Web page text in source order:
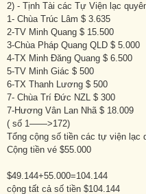
2) - Tịnh Tài các Tự Viện lạc
1- Chùa Trúc Lâm $ 3.635
2-TV Minh Quang $ 15.500
3-Chùa Pháp Quang QLD $ 5.000
4-TX Minh Đăng Quang $ 6.500
5-TV Minh Giác $ 500
6-TX Thanh Lương $ 500
7- Chùa Trí Đức NZL $ 300
7-Hương Vân Lan Nhã $ 18.009
( số 1——>172)
Tổng cộng số tiền các tự viện lạc
Cộng tiền vé $55.000
$49.144+55.000=104.144
cộng tất cả số tiền $104.144